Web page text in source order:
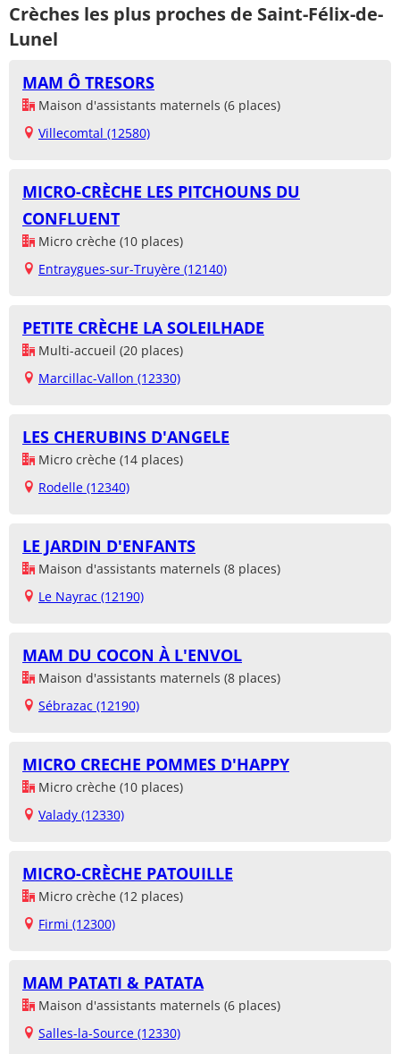
Crèches les plus proches de Saint-Félix-de-
Lunel
MAM Ô TRESORS
Maison d'assistants maternels (6 places)
Villecomtal (12580)
MICRO-CRÈCHE LES PITCHOUNS DU
CONFLUENT
Micro crèche (10 places)
Entraygues-sur-Truyère (12140)
PETITE CRÈCHE LA SOLEILHADE
Multi-accueil (20 places)
Marcillac-Vallon (12330)
LES CHERUBINS D'ANGELE
Micro crèche (14 places)
Rodelle (12340)
LE JARDIN D'ENFANTS
Maison d'assistants maternels (8 places)
Le Nayrac (12190)
MAM DU COCON À L'ENVOL
Maison d'assistants maternels (8 places)
Sébrazac (12190)
MICRO CRECHE POMMES D'HAPPY
Micro crèche (10 places)
Valady (12330)
MICRO-CRÈCHE PATOUILLE
Micro crèche (12 places)
Firmi (12300)
MAM PATATI & PATATA
Maison d'assistants maternels (6 places)
Salles-la-Source (12330)